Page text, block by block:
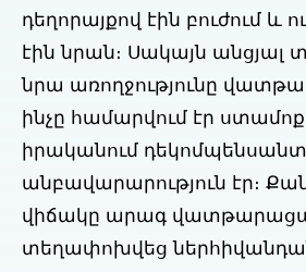
դեղորայքով էին բուժում և
էին նրան։ Սակայն
նրա առողջությունը
ինչը համարվում էր
իրականում
անբավարարություն էր։
վիճակը արագ
տեղափոխվեց